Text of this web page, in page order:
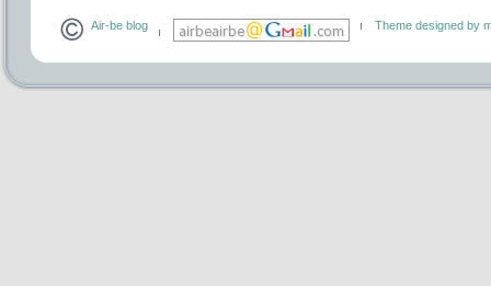
Air-be blog Theme designed by